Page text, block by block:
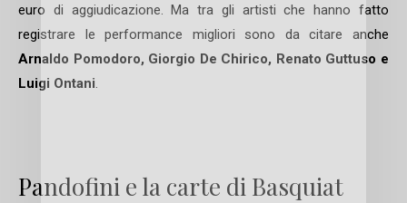
euro di aggiudicazione. Ma tra gli artisti che hanno fatto
registrare le performance migliori sono da citare anche
Arnaldo Pomodoro, Giorgio De Chirico, Renato Guttuso e
Luigi Ontani.
Pandofini e la carte di Basquiat